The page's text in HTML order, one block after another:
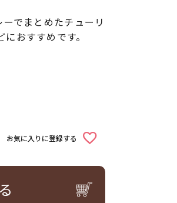
でまとめたチューリ
おすすめです。
お気に入りに登録する